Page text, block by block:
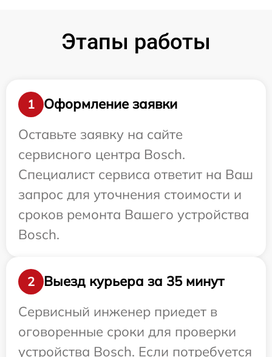
Этапы работы
1
Оформление заявки
Оставьте заявку на сайте
сервисного центра Bosch.
Специалист сервиса ответит на Ваш
запрос для уточнения стоимости и
сроков ремонта Вашего устройства
Bosch.
2
Выезд курьера за 35 минут
Сервисный инженер приедет в
оговоренные сроки для проверки
устройства Bosch. Если потребуется